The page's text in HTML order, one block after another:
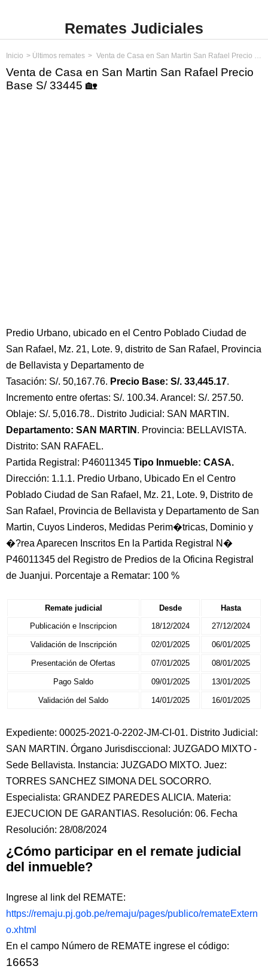
Remates Judiciales
Inicio Últimos remates Venta de Casa en San Martin San Rafael Precio Base S/ 33445
Venta de Casa en San Martin San Rafael Precio
Base S/ 33445 🏡
Predio Urbano, ubicado en el Centro Poblado Ciudad de
San Rafael, Mz. 21, Lote. 9, distrito de San Rafael, Provincia
de Bellavista y Departamento de
Tasación: S/. 50,167.76. Precio Base: S/. 33,445.17.
Incremento entre ofertas: S/. 100.34. Arancel: S/. 257.50.
Oblaje: S/. 5,016.78.. Distrito Judicial: SAN MARTIN.
Departamento: SAN MARTIN . Provincia: BELLAVISTA.
Distrito: SAN RAFAEL.
Partida Registral: P46011345 Tipo Inmueble: CASA.
Dirección: 1.1.1. Predio Urbano, Ubicado En el Centro
Poblado Ciudad de San Rafael, Mz. 21, Lote. 9, Distrito de
San Rafael, Provincia de Bellavista y Departamento de San
Martin, Cuyos Linderos, Medidas Perim�tricas, Dominio y
�?rea Aparecen Inscritos En la Partida Registral N�
P46011345 del Registro de Predios de la Oficina Registral
de Juanjui. Porcentaje a Rematar: 100 %
Remate judicial Desde
Hasta
Publicación e Inscripcion
18/12/2024 27/12/2024
Validación de Inscripción 02/01/2025 06/01/2025
Presentación de Ofertas 07/01/2025 08/01/2025
Pago Saldo 09/01/2025 13/01/2025
Validación del Saldo 14/01/2025 16/01/2025
Expediente: 00025-2021-0-2202-JM-CI-01. Distrito Judicial:
SAN MARTIN. Órgano Jurisdisccional: JUZGADO MIXTO -
Sede Bellavista. Instancia: JUZGADO MIXTO. Juez:
TORRES SANCHEZ SIMONA DEL SOCORRO.
Especialista: GRANDEZ PAREDES ALICIA. Materia:
EJECUCION DE GARANTIAS. Resolución: 06. Fecha
Resolución: 28/08/2024
¿Cómo participar en el remate judicial
del inmueble?
Ingrese al link del REMATE:
https://remaju.pj.gob.pe/remaju/pages/publico/remateExtern
o.xhtml
En el campo Número de REMATE ingrese el código:
16653